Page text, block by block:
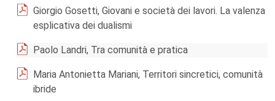
Giorgio Gosetti, Giovani e società dei lavori. La valenza
esplicativa dei dualismi
Paolo Landri, Tra comunità e pratica
Maria Antonietta Mariani, Territori sincretici, comunità
ibride